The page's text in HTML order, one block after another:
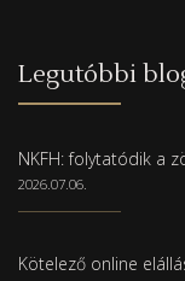
Legutóbbi
NKFH: folytatódik a
2026.07.06.
Kötelező online